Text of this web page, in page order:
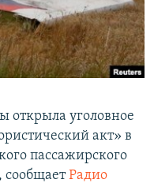
открыла уголовное
акт» в
пассажирского
сообщаетРадио